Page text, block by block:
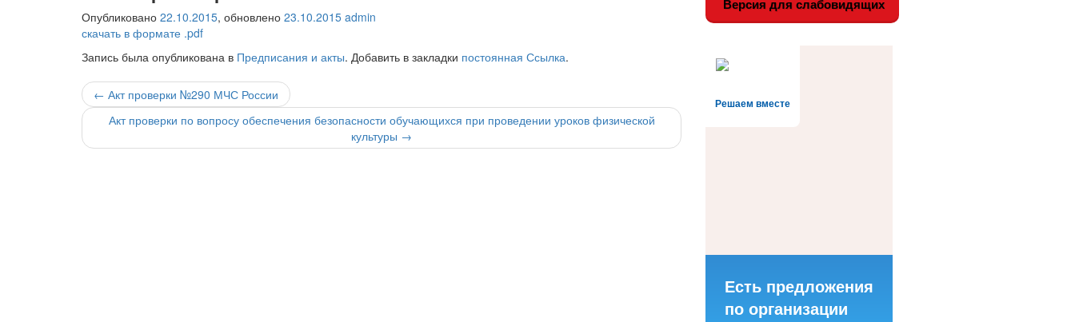
Опубликовано 22.10.2015, обновлено 23.10.2015 admin
скачать в формате .pdf
Запись была опубликована в Предписания и акты. Добавить в закладки постоянная Ссылка.
Навигация
по
записи
← Акт проверки №290 МЧС России
Акт проверки по вопросу обеспечения безопасности обучающихся при проведении уроков физической
культуры →
Версия для слабовидящих
Решаем вместе
Есть предложения
по организации